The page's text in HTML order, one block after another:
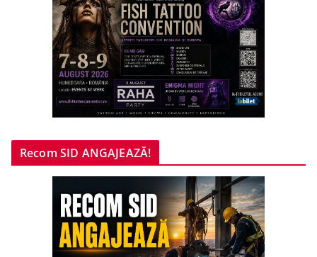
Recom SID ANGAJEAZĂ!